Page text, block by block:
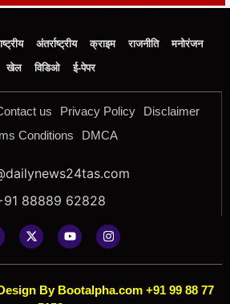
अंतर्राष्ट्रीय क्राइम राजनीति
मनोरंजन
खेल
विडिओ ई-पेपर
us Privacy Policy
Disclaimer
Conditions
DMCA
88889 62828
By Bootalpha.com +91 99 88 77